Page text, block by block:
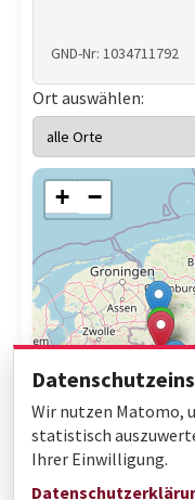
GND-Nr: 1034711792
Ort auswählen:
+ −
Wir nutzen Matomo,
statistisch
Ihrer Einwilligung.